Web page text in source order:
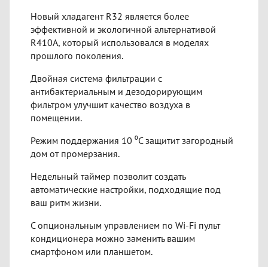
Новый хладагент R32 является более
эффективной и экологичной альтернативой
R410A, который использовался в моделях
прошлого поколения.
Двойная система фильтрации с
антибактериальным и дезодорирующим
фильтром улучшит качество воздуха в
помещении.
Режим поддержания 10 ⁰С защитит загородный
дом от промерзания.
Недельный таймер позволит создать
автоматические настройки, подходящие под
ваш ритм жизни.
С опциональным управлением по Wi-Fi пульт
кондиционера можно заменить вашим
смартфоном или планшетом.